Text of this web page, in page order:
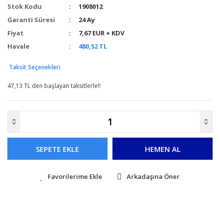
Stok Kodu
1908012
Garanti Süresi
24 Ay
Fiyat
7,67 EUR + KDV
Havale
480,52 TL
Taksit Seçenekleri
47,13 TL den başlayan taksitlerle!!
SEPETE EKLE HEMEN AL
Arkadaşına Öner